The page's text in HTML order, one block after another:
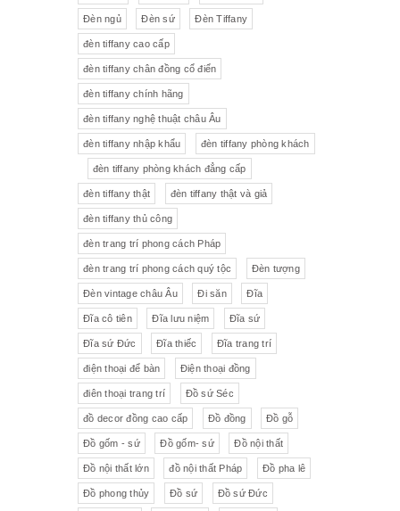
Rượu Whisky Rượu vang
Tượng gốm Đèn bàn
Tượng Bộ trà sứ Tiệp
Đèn ngủ Đèn sứ Đèn Tiffany
đèn tiffany cao cấp
đèn tiffany chân đồng cổ điển
đèn tiffany chính hãng
đèn tiffany nghệ thuật châu Âu
đèn tiffany nhập khẩu đèn tiffany phòng khách
đèn tiffany phòng khách đẳng cấp
đèn tiffany thật đèn tiffany thật và giả
đèn tiffany thủ công
đèn trang trí phong cách Pháp
đèn trang trí phong cách quý tộc Đèn tượng
Đèn vintage châu Âu Đi săn Đĩa
Đĩa cô tiên Đĩa lưu niệm Đĩa sứ
Đĩa sứ Đức Đĩa thiếc Đĩa trang trí
điện thoại để bàn Điện thoại đồng
điên thoại trang trí Đồ sứ Séc
đồ decor đồng cao cấp Đồ đồng Đồ gỗ
Đồ gốm - sứ Đồ gốm- sứ Đồ nội thất
Đồ nội thất lớn đồ nội thất Pháp Đồ pha lê
Đồ phong thủy Đồ sứ Đồ sứ Đức